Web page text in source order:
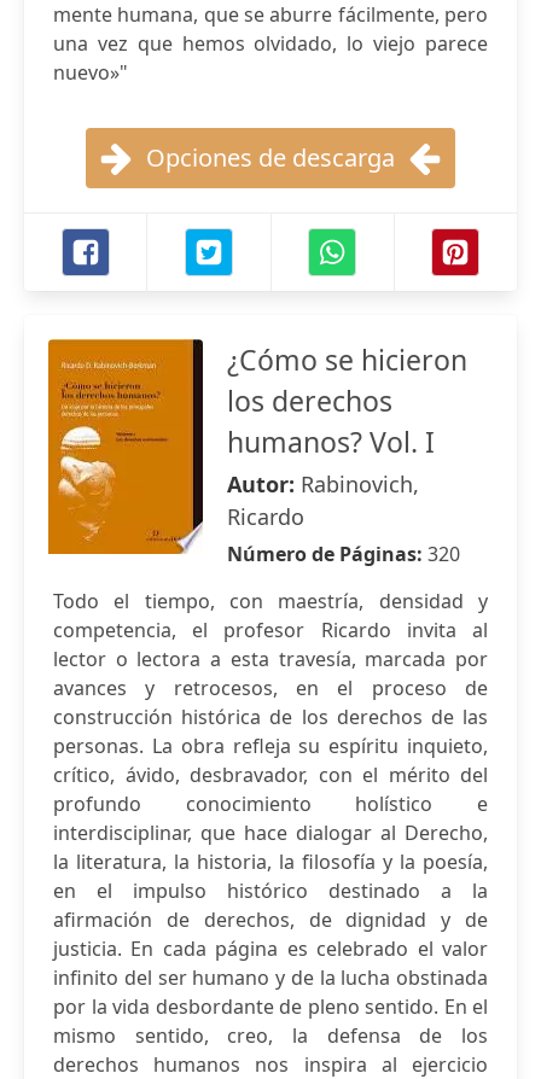
mente humana, que se aburre fácilmente, pero
una vez que hemos olvidado, lo viejo parece
nuevo»"
Opciones de descarga
¿Cómo se hicieron
los derechos
humanos? Vol. I
Autor: Rabinovich,
Ricardo
Número de Páginas: 320
Todo el tiempo, con maestría, densidad y
competencia, el profesor Ricardo invita al
lector o lectora a esta travesía, marcada por
avances y retrocesos, en el proceso de
construcción histórica de los derechos de las
personas. La obra refleja su espíritu inquieto,
crítico, ávido, desbravador, con el mérito del
profundo conocimiento holístico e
interdisciplinar, que hace dialogar al Derecho,
la literatura, la historia, la filosofía y la poesía,
en el impulso histórico destinado a la
afirmación de derechos, de dignidad y de
justicia. En cada página es celebrado el valor
infinito del ser humano y de la lucha obstinada
por la vida desbordante de pleno sentido. En el
mismo sentido, creo, la defensa de los
derechos humanos nos inspira al ejercicio